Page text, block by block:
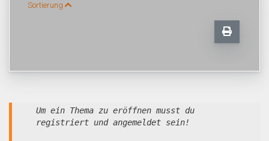
Sortierung
Um ein Thema zu eröffnen musst du
registriert und angemeldet sein!